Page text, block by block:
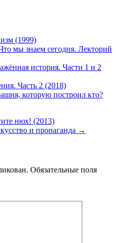
(1999)
мы знаем сегодня. Лекторий
история. Части 1 и 2
Часть 2 (2018)
которую построил кто?
нюх! (2013)
и пропаганда →
Обязательные поля